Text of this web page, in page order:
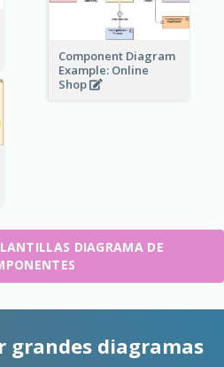
Component Diagram
Example: Online
Shop
DIAGRAMA DE
grandes diagramas